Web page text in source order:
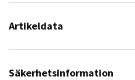
Artikeldata
Säkerhetsinformation